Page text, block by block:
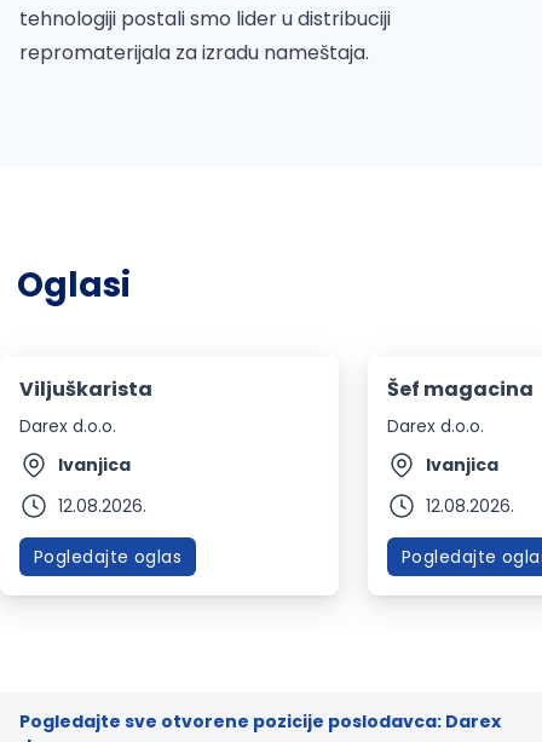
tehnologiji postali smo lider u distribuciji
repromaterijala za izradu nameštaja.
Oglasi
Viljuškarista
Darex d.o.o.
Ivanjica
12.08.2026.
Pogledajte oglas
Šef magacina
Darex d.o.o.
Ivanjica
12.08.2026.
Pogledajte
Pogledajte sve otvorene pozicije poslodavca: Darex